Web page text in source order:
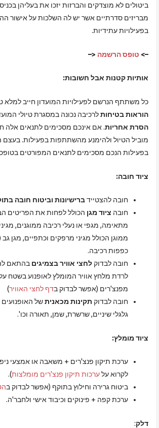
ביטולים לא מוצדקים והברזות יזכו את בעליהן
מבריזים סדרתיים אשר יש לה השלכות על אישור
בפעילויות עתידיות.
–> טופס הרשמה <–
אותיות קטנות אבל חשובות:
כל משתתף הנרשם לפעילויות המועדון חייב
הוראות בטיחותלרכיבה נכונה במסגרת טיולי
הסרת אחריות. אם אינכם מסכימים לתנאים אלה
מוביל הטיול ולהימנע מהשתתפות בפעילות.
בפעילות הנכם מסכימים לתנאים המפורטים
ציוד חובה:
חובה להצטיידברישיונות וביטוח חובה
חובה ציוד מגן הכולל לפחות את הפריטים
מתאימה, מגפי או נעלי רכיבה ממוגנים,
ממוגן הכולל מגיני מרפקים וכתפיים, מגן
כפפות רכיבה.
חובה לבדוקלחצי אוויר בצמיגים בהתאם
לרדת מלחץ אוויר המומלץ לאופנוע בשטח
מפנצ'רים (אפשר לבדוק בדף לחצי האוויר)
חובה לבדוק תקינות מכאניתשל האופנועים
גלגלי שיניים, שרשרת, שמן, תאורה וכו'.
ציוד מומלץ:
ערכת תיקון פנצ'רים + משאבה או אמצעי
לקרוא עלערכות תיקון פנצ'רים מומלצות).
ביטוח גרירה וחילוץ בתוקף (אפשר לבדוק ב
ערכת קפה + פינוקים וכיבוד אישי ולחבר'ה.
דלק: